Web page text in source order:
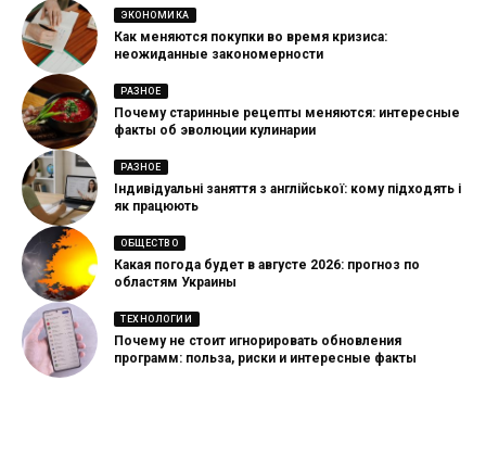
ЭКОНОМИКА
Как меняются покупки во время кризиса:
неожиданные закономерности
РАЗНОЕ
Почему старинные рецепты меняются: интересные
факты об эволюции кулинарии
РАЗНОЕ
Індивідуальні заняття з англійської: кому підходять і
як працюють
ОБЩЕСТВО
Какая погода будет в августе 2026: прогноз по
областям Украины
ТЕХНОЛОГИИ
Почему не стоит игнорировать обновления
программ: польза, риски и интересные факты